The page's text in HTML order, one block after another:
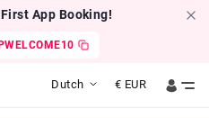
App Booking!
Dutch € EUR